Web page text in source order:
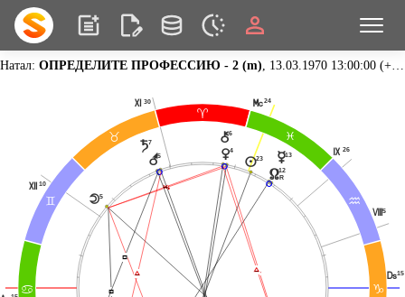
Натал: ОПРЕДЕЛИТЕ ПРОФЕССИЮ - 2 (m) , 13.03.1970 13:00:00 (+05:00),
;
<
> D
E
F
15
M
5
N
26
O
24
P
30
Q
10
R
q4
|6
r5
t7
o5
x12
R
p13
n23
Ë
Í
Ë
Ï
Ï
Í
Ï